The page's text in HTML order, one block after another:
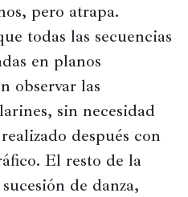
pero atrapa.
todas las secuencias
en planos
observar las
sin necesidad
después con
El resto de la
de danza,